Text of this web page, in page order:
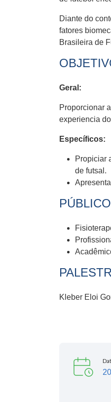
Diante do
fatores
Brasileira de
Geral:
Proporcionar
experiencia
Específicos:
Propiciar
de futsal.
Kleber Eloi